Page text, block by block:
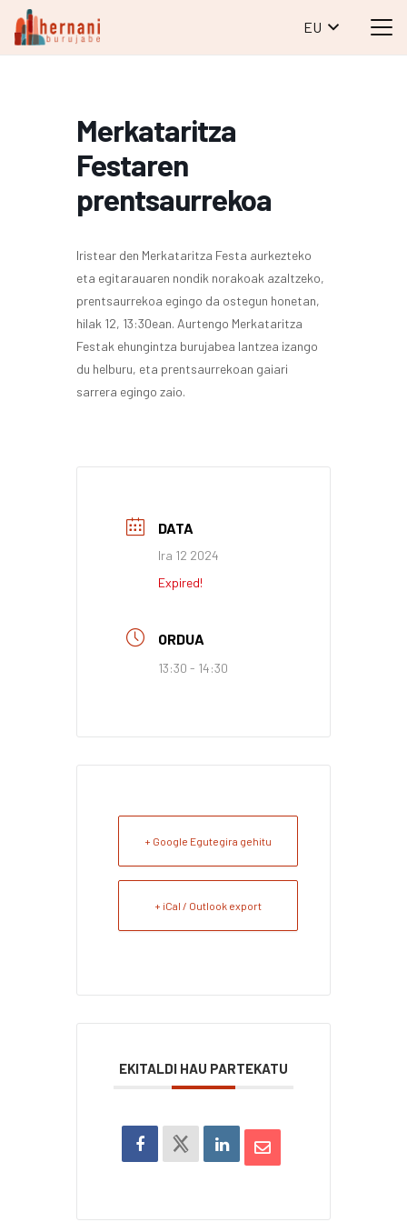
EU
Merkataritza
Festaren
prentsaurrekoa
Iristear den Merkataritza Festa aurkezteko
eta egitarauaren nondik norakoak azaltzeko,
prentsaurrekoa egingo da ostegun honetan,
hilak 12, 13:30ean. Aurtengo Merkataritza
Festak ehungintza burujabea lantzea izango
du helburu, eta prentsaurrekoan gaiari
sarrera egingo zaio.
DATA
Ira 12 2024
Expired!
ORDUA
13:30 - 14:30
+ Google Egutegira gehitu
+ iCal / Outlook export
EKITALDI HAU PARTEKATU